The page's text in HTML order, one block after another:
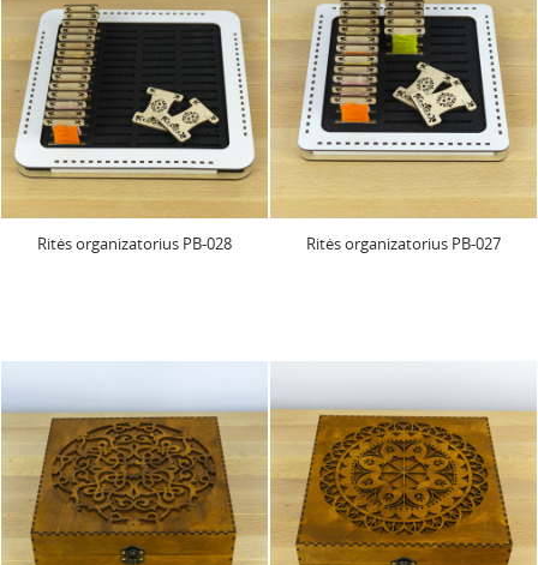
Ritės organizatorius PB-028 Ritės organizatorius PB-027